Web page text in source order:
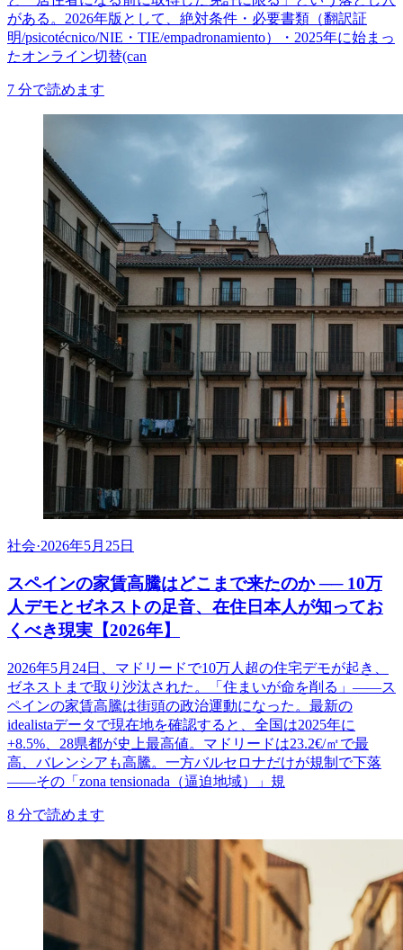
がある。2026年版として、絶対条件・必要書類（翻訳証
明/psicotécnico/NIE・TIE/empadronamiento）・2025年に始まっ
たオンライン切替(can
7 分で読めます
社会·2026年5月25日
スペインの家賃高騰はどこまで来たのか ── 10万
人デモとゼネストの足音、在住日本人が知ってお
くべき現実【2026年】
2026年5月24日、マドリードで10万人超の住宅デモが起き、
ゼネストまで取り沙汰された。「住まいが命を削る」――ス
ペインの家賃高騰は街頭の政治運動になった。最新の
idealistaデータで現在地を確認すると、全国は2025年に
+8.5%、28県都が史上最高値。マドリードは23.2€/㎡で最
高、バレンシアも高騰。一方バルセロナだけが規制で下落
――その「zona tensionada（逼迫地域）」規
8 分で読めます